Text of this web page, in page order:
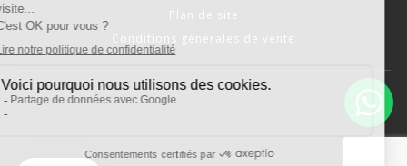
PORTIQUES & STATIONS D’ANÉSTHÉSIE
ASPIRATEURS ET CARTOUCHES CHARBON ACTIF
ÉVAPORATEURS
Plan de site
Conditions générales de vente